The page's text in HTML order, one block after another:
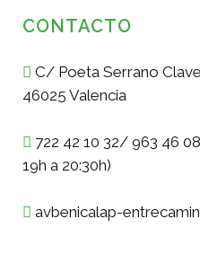
CONTACTO
C/ Poeta Serrano
46025 Valencia
722 42 10 32/ 963 46
19h a 20:30h)
avbenicalap-